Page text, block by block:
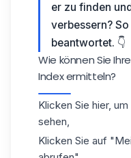
er zu finden
verbessern?
beantwortet. 👇
Wie können Sie
Index ermitteln?
Klicken Sie hier,
sehen
Klicken Sie auf